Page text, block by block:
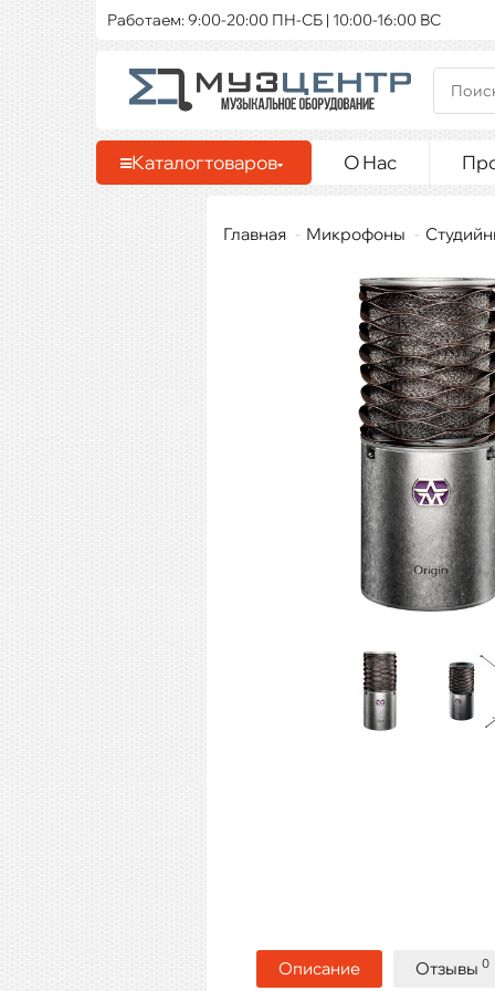
Работаем: 9:00-20:00 ПН-СБ | 10:00-16:00 ВС
Каталогтоваров О Нас
Главная Микрофоны
Описание Отзывы 0